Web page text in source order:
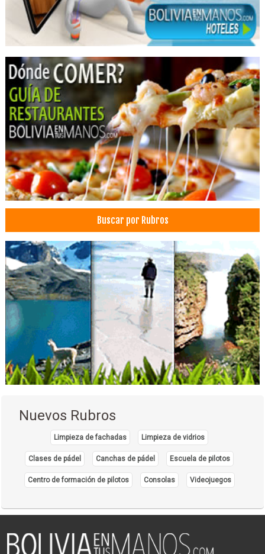
Buscar por Rubros
Nuevos Rubros
Limpieza de fachadas Limpieza de vidrios
Clases de pádel Canchas de pádel Escuela de pilotos
Centro de formación de pilotos Consolas Videojuegos